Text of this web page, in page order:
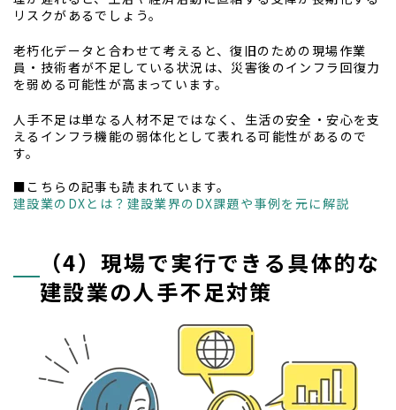
リスクがあるでしょう。
老朽化データと合わせて考えると、復旧のための現場作業
員・技術者が不足している状況は、災害後のインフラ回復力
を弱める可能性が高まっています。
人手不足は単なる人材不足ではなく、生活の安全・安心を支
えるインフラ機能の弱体化として表れる可能性があるので
す。
■こちらの記事も読まれています。
建設業のDXとは？建設業界のDX課題や事例を元に解説
（4）現場で実行できる具体的な
建設業の人手不足対策